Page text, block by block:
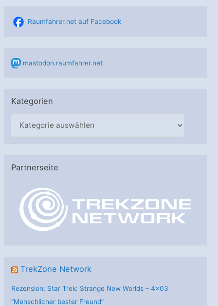
Raumfahrer.net auf Facebook
mastodon.raumfahrer.net
Kategorien
g
Partnerseite
TrekZone Network
Rezension: Star Trek: Strange New Worlds – 4×03
“Menschlicher bester Freund”